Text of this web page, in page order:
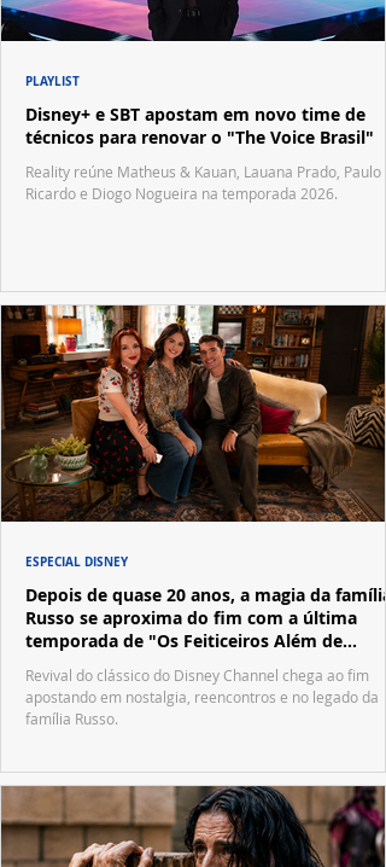
Disney+ e SBT apostam em novo time de
técnicos para renovar o "The Voice Brasil"
Reality reúne Matheus & Kauan, Lauana Prado, Paulo
Ricardo e Diogo Nogueira na temporada 2026.
PLAYLIST
Depois de quase 20 anos, a magia da família
Russo se aproxima do fim com a última
temporada de "Os Feiticeiros Além de
Waverly Place"
Revival do clássico do Disney Channel chega ao fim
apostando em nostalgia, reencontros e no legado da
família Russo.
ESPECIAL DISNEY